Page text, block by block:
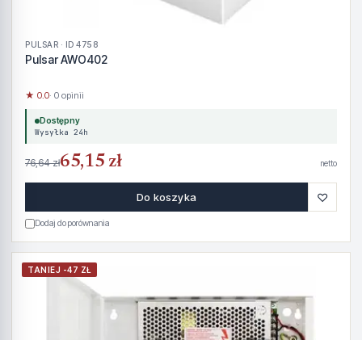
PULSAR · ID 4758
Pulsar AWO402
★ 0.0· 0 opinii
Dostępny
Wysyłka 24h
76,64 zł65,15 zł netto
Do koszyka ♡
Dodaj do porównania
TANIEJ -47 ZŁ